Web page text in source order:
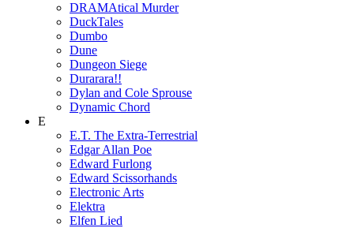
DRAMAtical Murder
DuckTales
Dumbo
Dune
Dungeon Siege
Durarara!!
Dylan and Cole Sprouse
Dynamic Chord
E
E.T. The Extra-Terrestrial
Edgar Allan Poe
Edward Furlong
Edward Scissorhands
Electronic Arts
Elektra
Elfen Lied